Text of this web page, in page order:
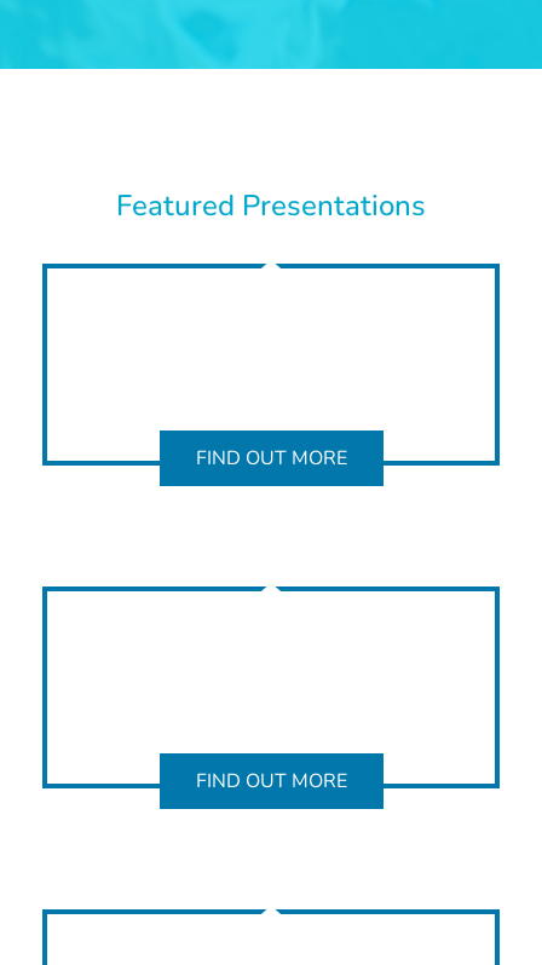
Featured Presentations
FIND OUT MORE
FIND OUT MORE